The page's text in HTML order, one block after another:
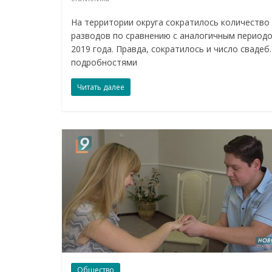
На территории округа сократилось количество
разводов по сравнению с аналогичным
2019 года. Правда, сократилось и число
подробностями
Читать далее